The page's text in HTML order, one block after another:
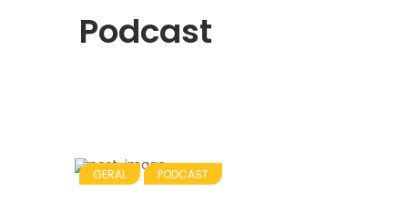
Podcast
GERAL PODCAST